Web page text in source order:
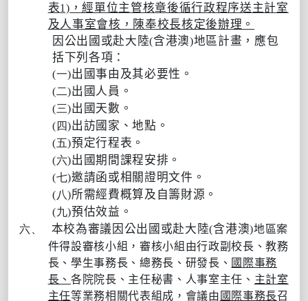
表1) ，經單位主管核章後循行政程序送主計室
及人事室會核，陳奉校長核定後辦理。
因公出國或赴大陸(含港澳)地區計畫，應包
括下列各項：
(一)出國事由及其必要性。
(二)出國人員。
(三)出國天數。
(四)出訪國家、地點。
(五)預定行程表。
(六)出國期間課程安排。
(七)邀請函或相關證明文件。
(八)所需經費概算及自籌財源。
(九)預估效益。
六、 本校為審議因公出國或赴大陸(含港澳)地區案
件得設審核小組，審核小組由行政副校長、教務
長、學生事務長、總務長、研發長、 國際事務
長、 各院院長、主任秘書、人事室主任、 主計室
主任等業務相關代表組成，會議由 國際事務長召